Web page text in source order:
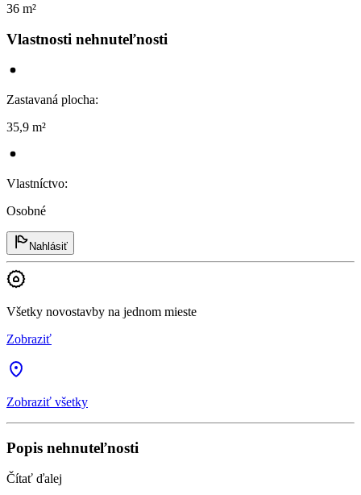
36 m²
Vlastnosti nehnuteľnosti
Zastavaná plocha:
35,9 m²
Vlastníctvo:
Osobné
Nahlásiť
Všetky novostavby na jednom mieste
Zobraziť
Zobraziť všetky
Popis nehnuteľnosti
Čítať ďalej